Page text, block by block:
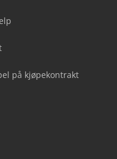
på kjøpekontrakt